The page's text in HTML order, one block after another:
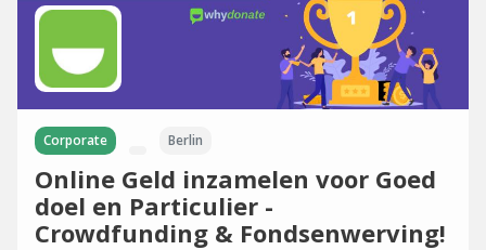
Corporate Berlin
Online Geld inzamelen voor Goed
doel en Particulier -
Crowdfunding & Fondsenwerving!